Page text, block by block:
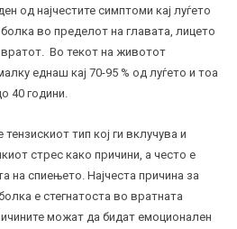
од најчестите симптоми кај луѓето
во пределот на главата, лицето
вратот. Во текот на животот
еднаш кај 70-95 % од луѓето и тоа
40 години.
тип кој ги вклучува и
стрес како причини, а често е
на спиењето. Најчеста причина за
е стегнатоста во вратната
можат да бидат емоционален